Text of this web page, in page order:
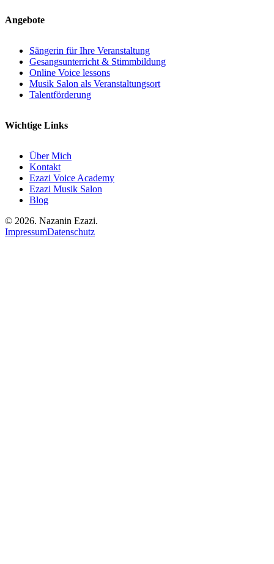
Angebote
Sängerin für Ihre Veranstaltung
Gesangsunterricht & Stimmbildung
Online Voice lessons
Musik Salon als Veranstaltungsort
Talentförderung
Wichtige Links
Über Mich
Kontakt
Ezazi Voice Academy
Ezazi Musik Salon
Blog
© 2026. Nazanin Ezazi.
ImpressumDatenschutz